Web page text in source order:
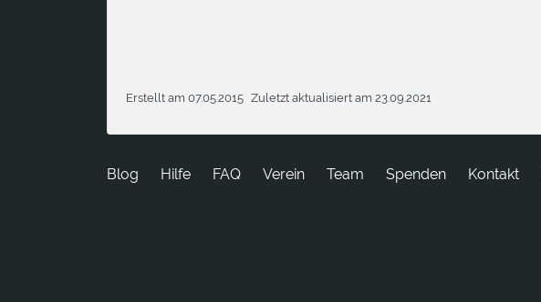
Erstellt am 07.05.2015 Zuletzt aktualisiert am 23.09.2021
Blog Hilfe FAQ Verein Team Spenden tkatnoK